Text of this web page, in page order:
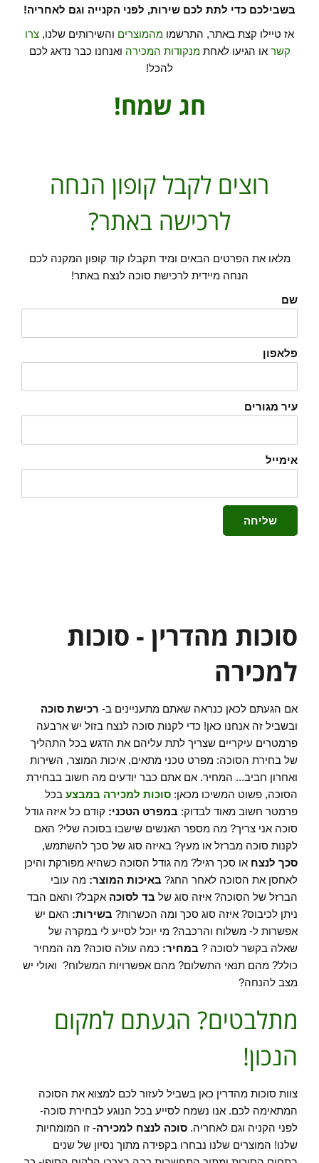
בשבילכם כדי לתת לכם שירות, לפני הקנייה וגם לאחריה!
אז טיילו קצת באתר, התרשמו מהמוצרים והשירותים שלנו, צרו
קשר או הגיעו לאחתמנקודות המכירה ואנחנו כבר נדאג לכם
להכל!
חג שמח!
רוצים לקבל קופון הנחה
לרכישה באתר?
מלאו את הפרטים הבאים ומיד תקבלו קוד קופון המקנה לכם
הנחה מיידית לרכישת סוכה לנצח באתר!
שם
פלאפון
עיר מגורים
אימייל
שליחה
סוכות מהדרין - סוכות
למכירה
אם הגעתם לכאן כנראה שאתם מתעניינים ב- רכישת סוכה
ובשביל זה אנחנו כאן! כדי לקנות סוכה לנצח בזול יש ארבעה
פרמטרים עיקריים שצריך לתת עליהם את הדגש בכל התהליך
של בחירת הסוכה: מפרט טכני מתאים, איכות המוצר, השירות
ואחרון חביב... המחיר. אם אתם כבר יודעים מה חשוב בבחירת
הסוכה, פשוט המשיכו מכאן: סוכות למכירה במבצע בכל
פרמטר חשוב מאוד לבדוק: במפרט הטכני: קודם כל איזה גודל
סוכה אני צריך? מה מספר האנשים שישבו בסוכה שלי? האם
לקנות סוכה מברזל או מעץ? באיזה סוג של סכך להשתמש,
סכך לנצח או סכך רגיל? מה גודל הסוכה כשהיא מפורקת והיכן
לאחסן את הסוכה לאחר החג? באיכות המוצר: מה עובי
הברזל של הסוכה? איזה סוג של בד לסוכה אקבל? והאם הבד
ניתן לכיבוס? איזה סוג סכך ומה הכשרות? בשירות: האם יש
אפשרות ל- משלוח והרכבה? מי יוכל לסייע לי במקרה של
שאלה בקשר לסוכה ? במחיר: כמה עולה סוכה? מה המחיר
כולל? מהם תנאי התשלום? מהם אפשרויות המשלוח? ואולי יש
מצב להנחה?
מתלבטים? הגעתם למקום
הנכון!
צוות סוכות מהדרין כאן בשביל לעזור לכם למצוא את הסוכה
המתאימה לכם. אנו נשמח לסייע בכל הנוגע לבחירת סוכה-
לפני הקניה וגם לאחריה. סוכה לנצח למכירה- זו המומחיות
שלנו! המוצרים שלנו נבחרו בקפידה מתוך נסיון של שנים